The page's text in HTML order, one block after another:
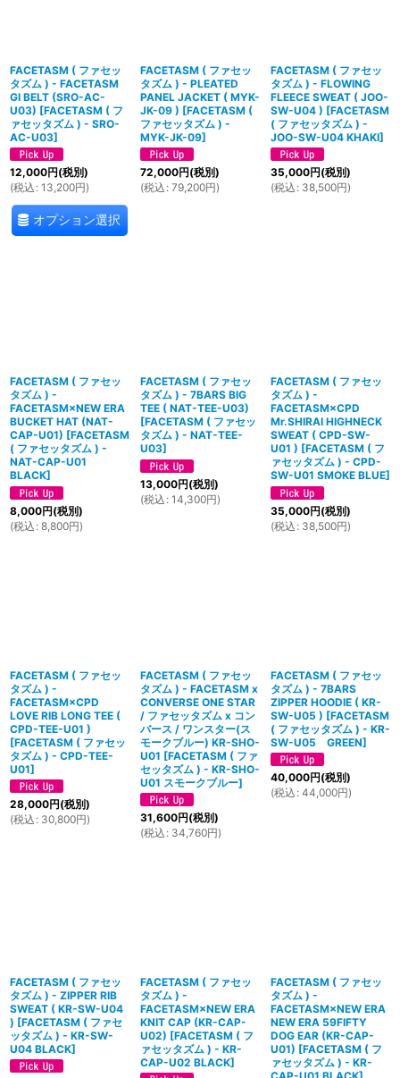
FACETASM ( ファセッ
タズム ) - FACETASM
GI BELT (SRO-AC-
U03) [FACETASM ( フ
ァセッタズム ) - SRO-
AC-U03]
12,000円(税別)
(税込 : 13,200円)
オプション選択
FACETASM ( ファセッ
タズム ) - PLEATED
PANEL JACKET ( MYK-
JK-09 ) [FACETASM (
ファセッタズム ) -
MYK-JK-09]
72,000円(税別)
(税込 : 79,200円)
FACETASM ( ファセッ
タズム ) - FLOWING
FLEECE SWEAT ( JOO-
SW-U04 ) [FACETASM
( ファセッタズム ) -
JOO-SW-U04 KHAKI]
35,000円(税別)
(税込 : 38,500円)
FACETASM ( ファセッ
タズム ) -
FACETASM×NEW ERA
BUCKET HAT (NAT-
CAP-U01) [FACETASM
( ファセッタズム ) -
NAT-CAP-U01
BLACK]
8,000円(税別)
(税込 : 8,800円)
FACETASM ( ファセッ
タズム ) - 7BARS BIG
TEE ( NAT-TEE-U03)
[FACETASM ( ファセッ
タズム ) - NAT-TEE-
U03]
13,000円(税別)
(税込 : 14,300円)
FACETASM ( ファセッ
タズム ) -
FACETASM×CPD
Mr.SHIRAI HIGHNECK
SWEAT ( CPD-SW-
U01 ) [FACETASM ( フ
ァセッタズム ) - CPD-
SW-U01 SMOKE BLUE]
35,000円(税別)
(税込 : 38,500円)
FACETASM ( ファセッ
タズム ) -
FACETASM×CPD
LOVE RIB LONG TEE (
CPD-TEE-U01 )
[FACETASM ( ファセッ
タズム ) - CPD-TEE-
U01]
28,000円(税別)
(税込 : 30,800円)
FACETASM ( ファセッ
タズム ) - FACETASM x
CONVERSE ONE STAR
/ ファセッタズム x コン
バース / ワンスター(ス
モークブルー) KR-SHO-
U01 [FACETASM ( ファ
セッタズム ) - KR-SHO-
U01 スモークブルー]
31,600円(税別)
(税込 : 34,760円)
FACETASM ( ファセッ
タズム ) - 7BARS
ZIPPER HOODIE ( KR-
SW-U05 ) [FACETASM
( ファセッタズム ) - KR-
SW-U05 GREEN]
40,000円(税別)
(税込 : 44,000円)
FACETASM ( ファセッ
タズム ) - ZIPPER RIB
SWEAT ( KR-SW-U04
) [FACETASM ( ファセ
ッタズム ) - KR-SW-
U04 BLACK]
FACETASM ( ファセッ
タズム ) -
FACETASM×NEW ERA
KNIT CAP (KR-CAP-
U02) [FACETASM ( フ
ァセッタズム ) - KR-
CAP-U02 BLACK]
FACETASM ( ファセッ
タズム ) -
FACETASM×NEW ERA
NEW ERA 59FIFTY
DOG EAR (KR-CAP-
U01) [FACETASM ( フ
ァセッタズム ) - KR-